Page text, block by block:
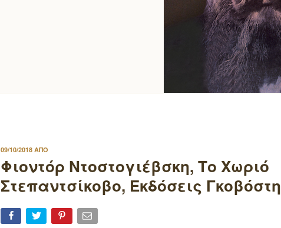
ΔΗΜΟΣΙΕΥΤΗΚΕ
09/10/2018 ΑΠΟ
Φιοντόρ Ντοστογιέβσκη, Το Χωριό
Στεπαντσίκοβο, Εκδόσεις Γκοβόστη